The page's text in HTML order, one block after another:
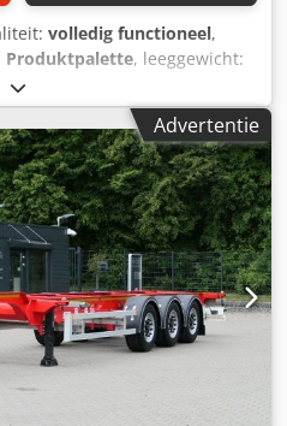
volledig functioneel,
Produktpalette, leeggewicht:
assen, bandenmaten:385/65
Stel uw Fliegl-voertuig
afgebeelde voertuig is een
worden individueel
Meer informatie
in lichte bouwwijze,
2-inch kingpin, slechts 2
voor later montage van
nieuwe/actuele uitvoering,
Load-Lock-profiel voor het
op! Om de spanbanden te
zijborden, moeten de
Advertentie